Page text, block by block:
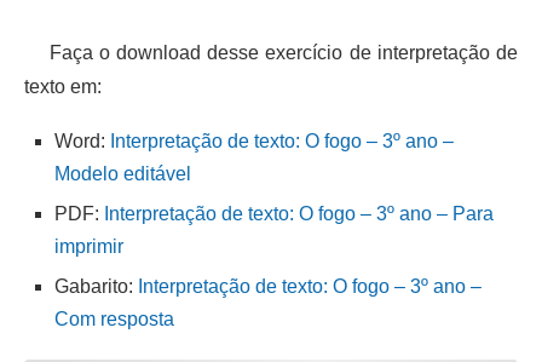
Faça o download desse exercício de interpretação de
texto em:
Word: Interpretação de texto: O fogo – 3º ano –
Modelo editável
PDF: Interpretação de texto: O fogo – 3º ano – Para
imprimir
Gabarito: Interpretação de texto: O fogo – 3º ano –
Com resposta